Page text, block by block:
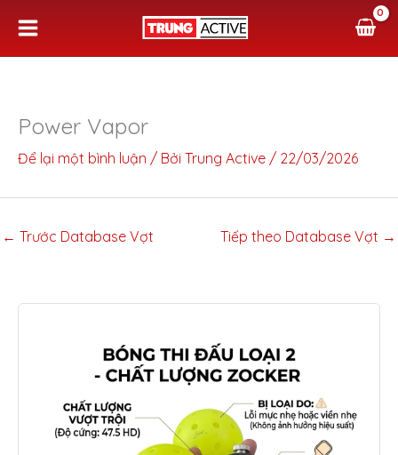
nội
Power Vapor
Để lại một bình luận / Bởi Trung Active / 22/03/2026
← Trước Database Vợt Tiếp theo Database Vợt →